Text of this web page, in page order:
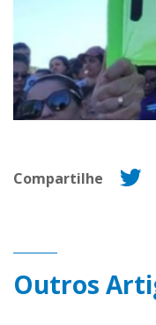
Compartilhe
Outros